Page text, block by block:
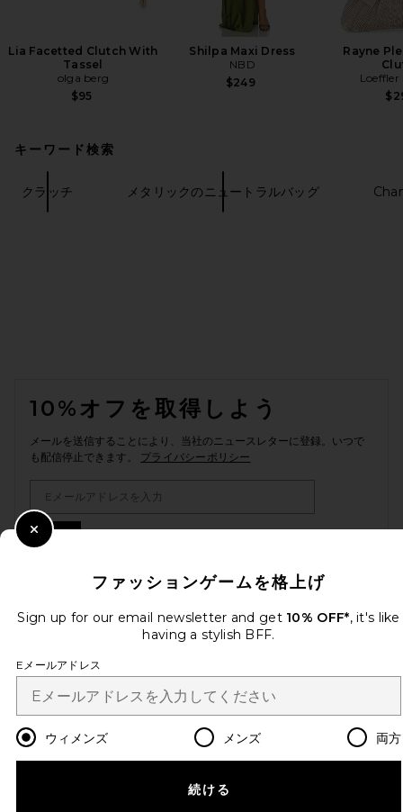
Lia Facetted Clutch With
Tassel
olga berg
$95
Shilpa Maxi Dress
NBD
$249
Rayne
Loeffler
キーワード検索
クラッチ メタリックのニュートラルバッグ
10%オフを取得しよう
メールを送信することにより、当社のニュースレターに登録。いつで
も配信停止できます。 プライバシーポリシー
Change Country Regions
ja USD
改善にご協力ください！
本日のお買い物に関する簡単なアンケートを実施しております
カスタマーサービス
ファッションゲームを格上げ
Sign up for our email newsletter and get 10% OFF*, it's like
having a stylish BFF.
Eメールアドレス
ウィメンズ メンズ 両方
続ける
Close Modal